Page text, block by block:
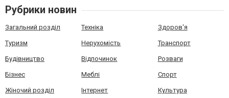
Рубрики новин
Загальний розділ Техніка Здоров'я
Туризм Нерухомість Транспорт
Будівництво Відпочинок Розваги
Бізнес Меблі Спорт
Жіночий розділ Інтернет Культура